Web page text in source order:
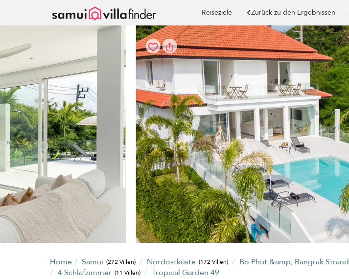
Reiseziele Zurück zu den Ergebnissen
Home Samui (272 Villen) Nordostküste (172 Villen) Bo Phut &amp; Bangrak Strand
4 Schlafzimmer (11 Villen) Tropical Garden 49